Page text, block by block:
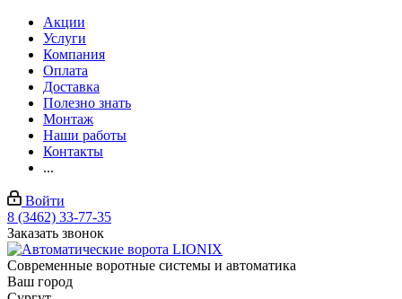
Акции
Услуги
Компания
Оплата
Доставка
Полезно знать
Монтаж
Наши работы
Контакты
...
Войти
8 (3462) 33-77-35
Заказать звонок
Современные воротные системы и автоматика
Ваш город